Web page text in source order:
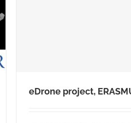
eDrone project,